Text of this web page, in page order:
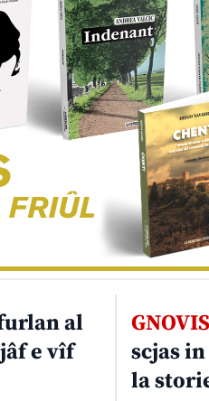
al
e vîf
scjas
la